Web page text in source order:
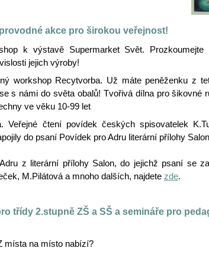
akce pro širokou veřejnost!
k výstavě Supermarket Svět.
jejich výroby!
workshop Recytvorba. Už máte peněženku z
s námi do světa obalů! Tvořivá dílna pro šikovné
ve věku 10-99 let
Veřejné čtení povídek českých spisovatelek
do psaní Povídek pro Adru literární přílohy
z literární přílohy Salon, do jejichž psaní se
M.Pilátová a mnoho dalších, najdete zde.
třídy 2.stupně ZŠ a SŠ a semináře pro
místa na místo nabízí?